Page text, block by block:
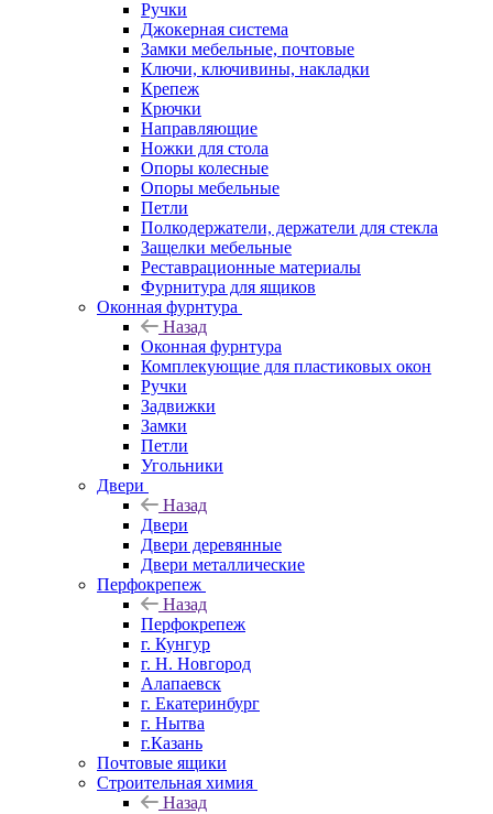
Ручки
Джокерная система
Замки мебельные, почтовые
Ключи, ключивины, накладки
Крепеж
Крючки
Направляющие
Ножки для стола
Опоры колесные
Опоры мебельные
Петли
Полкодержатели, держатели для стекла
Защелки мебельные
Реставрационные материалы
Фурнитура для ящиков
Оконная фурнтура
Назад
Оконная фурнтура
Комплекующие для пластиковых окон
Ручки
Задвижки
Замки
Петли
Угольники
Двери
Назад
Двери
Двери деревянные
Двери металлические
Перфокрепеж
Назад
Перфокрепеж
г. Кунгур
г. Н. Новгород
Алапаевск
г. Екатеринбург
г. Нытва
г.Казань
Почтовые ящики
Строительная химия
Назад